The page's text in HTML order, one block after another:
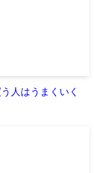
人はうまくいく